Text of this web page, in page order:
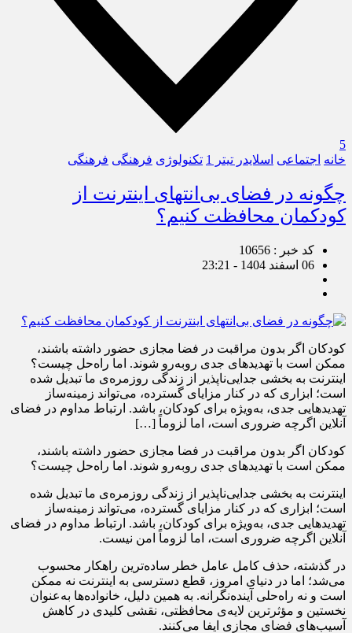
5
خانه اجتماعی اسلایدر تیتر 1 تکنولوژی فرهنگی فرهنگی
چگونه در فضای بی‌انتهای اینترنت از
کودکمان محافظت کنیم؟
کد خبر : 10656
06 اسفند 1404 - 23:21
کودکان اگر بدون مراقبت در فضا مجازی حضور داشته باشند،
ممکن است با تهدیدهای جدی روبه‌رو شوند. اما راه‌حل چیست؟
اینترنت به بخشی جدایی‌ناپذیر از زندگی روزمره‌ی ما تبدیل شده
است؛ ابزاری که در کنار مزایای گسترده، می‌تواند زمینه‌ساز
تهدیدهایی جدی، به‌ویژه برای کودکان، باشد. ارتباط مداوم در فضای
آنلاین اگرچه ضروری است، اما لزوماً […]
کودکان اگر بدون مراقبت در فضا مجازی حضور داشته باشند،
ممکن است با تهدیدهای جدی روبه‌رو شوند. اما راه‌حل چیست؟
اینترنت به بخشی جدایی‌ناپذیر از زندگی روزمره‌ی ما تبدیل شده
است؛ ابزاری که در کنار مزایای گسترده، می‌تواند زمینه‌ساز
تهدیدهایی جدی، به‌ویژه برای کودکان، باشد. ارتباط مداوم در فضای
آنلاین اگرچه ضروری است، اما لزوماً امن نیست.
در گذشته، حذف کامل عامل خطر ساده‌ترین راهکار محسوب
می‌شد؛ اما در دنیای امروز، قطع دسترسی به اینترنت نه ممکن
است و نه راه‌حلی آینده‌نگرانه. به همین دلیل، خانواده‌ها به‌عنوان
نخستین و مؤثرترین لایه‌ی محافظتی، نقشی کلیدی در کاهش
آسیب‌های فضای مجازی ایفا می‌کنند.